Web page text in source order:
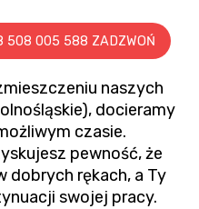
508 005 588 ZADZWOŃ
naszych
docieramy
czasie.
pewność, że
dobrych rękach, a Ty
swojej pracy.